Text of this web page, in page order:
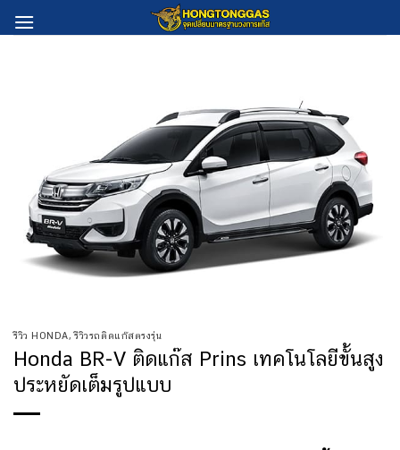
to
รีวิว HONDA,รีวิวรถติดแก๊สตรงรุ่น
Honda BR-V ติดแก๊ส Prins เทคโนโลยีขั้นสูง
ประหยัดเต็มรูปแบบ